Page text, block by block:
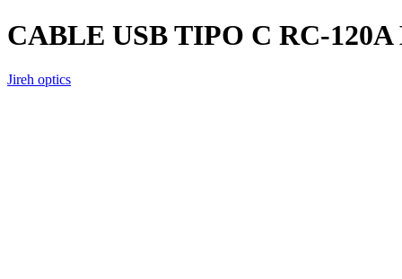
CABLE USB TIPO C RC-
Jireh optics